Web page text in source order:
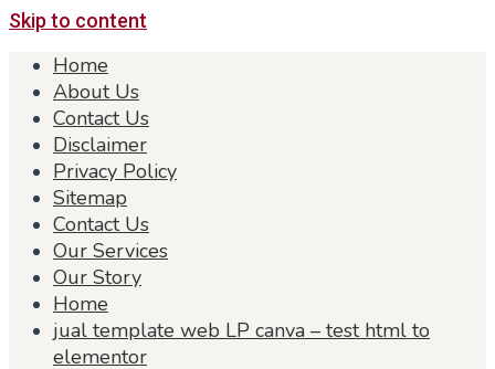
Skip to content
Home
About Us
Contact Us
Disclaimer
Privacy Policy
Sitemap
Contact Us
Our Services
Our Story
Home
jual template web LP canva – test html to
elementor